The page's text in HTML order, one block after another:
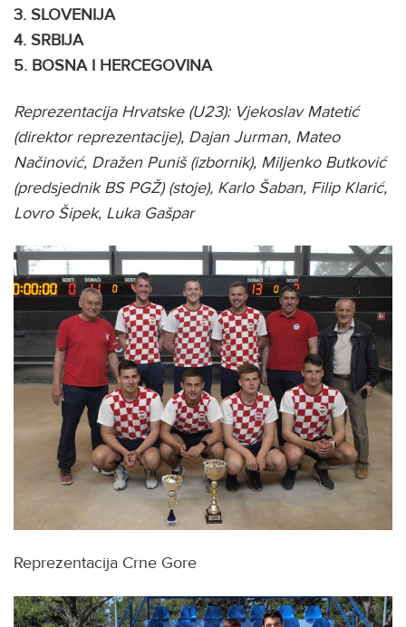
3. SLOVENIJA
4. SRBIJA
5. BOSNA I HERCEGOVINA
Reprezentacija Hrvatske (U23): Vjekoslav Matetić
(direktor reprezentacije), Dajan Jurman, Mateo
Načinović, Dražen Puniš (izbornik), Miljenko Butković
(predsjednik BS PGŽ) (stoje), Karlo Šaban, Filip Klarić,
Lovro Šipek, Luka Gašpar
Reprezentacija Crne Gore